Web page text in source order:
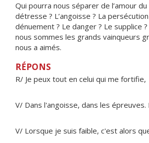
Qui pourra nous séparer de l’amour du
détresse ? L’angoisse ? La
dénuement ? Le danger ? Le supplice
nous sommes les grands vainqueurs
nous a aimés.
RÉPONS
R/ Je peux tout en celui qui me fortifie,
V/ Dans l'angoisse, dans les épreuves.
V/ Lorsque je suis faible, c'est alors